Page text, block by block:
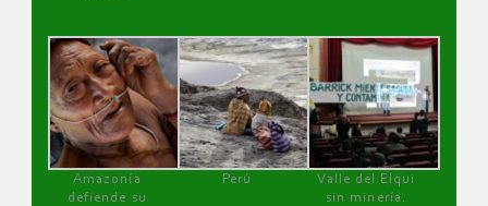
Amazonía
defiende su
Perú
Valle del Elqui
sin minería.